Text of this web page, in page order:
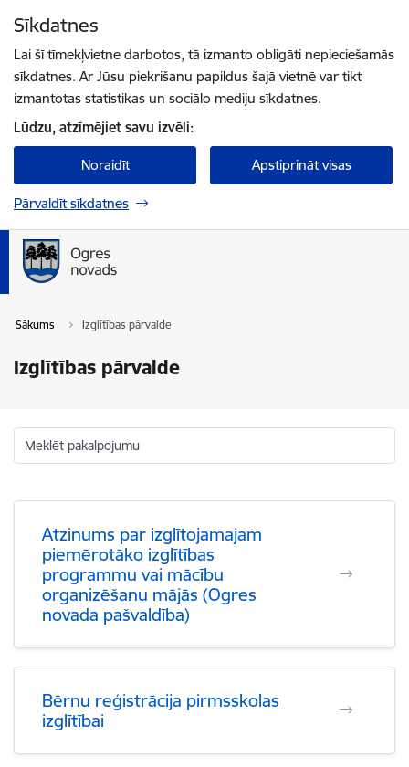
Sīkdatnes
Lai šī tīmekļvietne darbotos, tā izmanto obligāti nepieciešamās
sīkdatnes. Ar Jūsu piekrišanu papildus šajā vietnē var tikt
izmantotas statistikas un sociālo mediju sīkdatnes.
Lūdzu, atzīmējiet savu izvēli:
Noraidīt Apstiprināt visas
Pārvaldīt sīkdatnes
Sākums Izglītības pārvalde
Izglītības pārvalde
Meklēt pakalpojumu
Atzinums par izglītojamajam
piemērotāko izglītības
programmu vai mācību
organizēšanu mājās (Ogres
novada pašvaldība)
Bērnu reģistrācija pirmsskolas
izglītībai